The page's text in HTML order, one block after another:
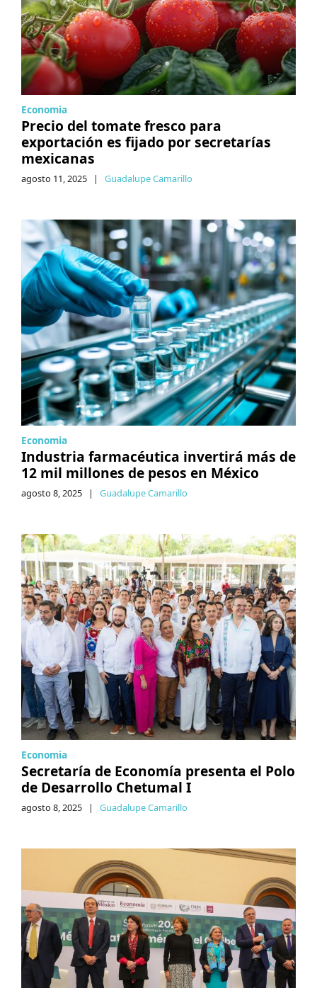
Economia
Precio del tomate fresco para
exportación es fijado por secretarías
mexicanas
agosto 11, 2025 | Guadalupe Camarillo
Economia
Industria farmacéutica invertirá más de
12 mil millones de pesos en México
agosto 8, 2025 | Guadalupe Camarillo
Economia
Secretaría de Economía presenta el Polo
de Desarrollo Chetumal I
agosto 8, 2025 | Guadalupe Camarillo